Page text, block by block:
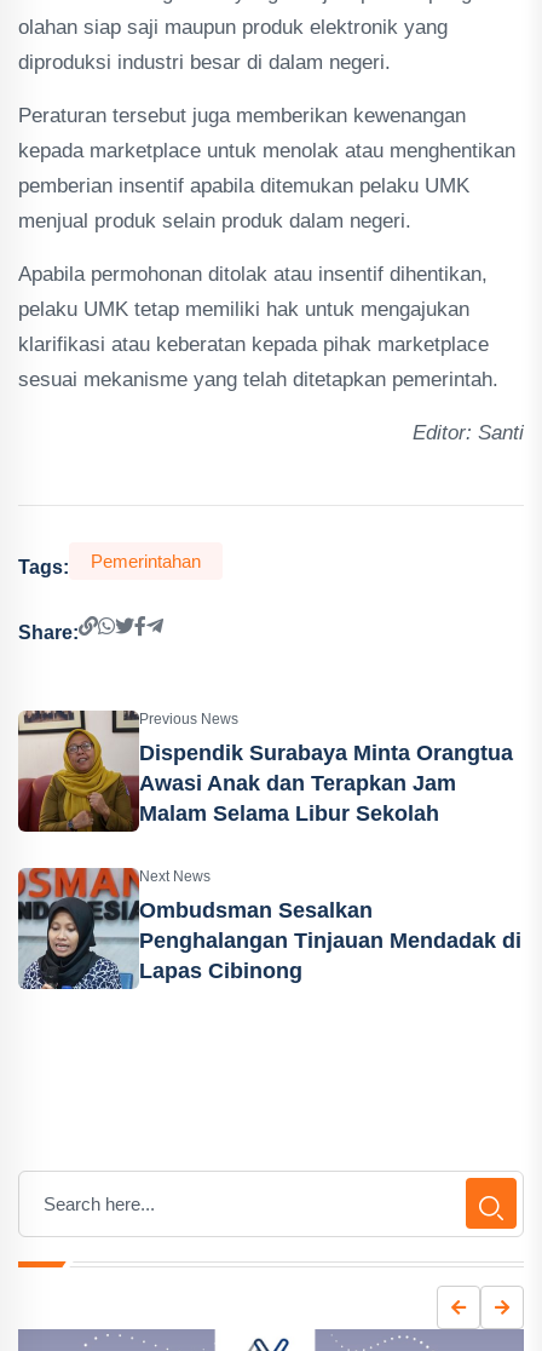
olahan siap saji maupun produk elektronik yang
diproduksi industri besar di dalam negeri.
Peraturan tersebut juga memberikan kewenangan
kepada marketplace untuk menolak atau menghentikan
pemberian insentif apabila ditemukan pelaku UMK
menjual produk selain produk dalam negeri.
Apabila permohonan ditolak atau insentif dihentikan,
pelaku UMK tetap memiliki hak untuk mengajukan
klarifikasi atau keberatan kepada pihak marketplace
sesuai mekanisme yang telah ditetapkan pemerintah.
Editor: Santi
Tags: Pemerintahan
Share:
Previous News
Dispendik Surabaya Minta Orangtua
Awasi Anak dan Terapkan Jam
Malam Selama Libur Sekolah
Next News
Ombudsman Sesalkan
Penghalangan Tinjauan Mendadak di
Lapas Cibinong